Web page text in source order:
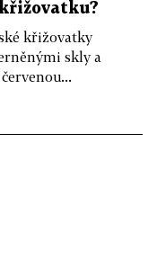
křižovatky
skly a